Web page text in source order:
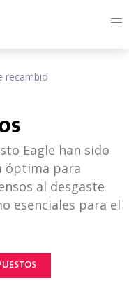
recambio
Eagle han sido
óptima para
al desgaste
esenciales para el